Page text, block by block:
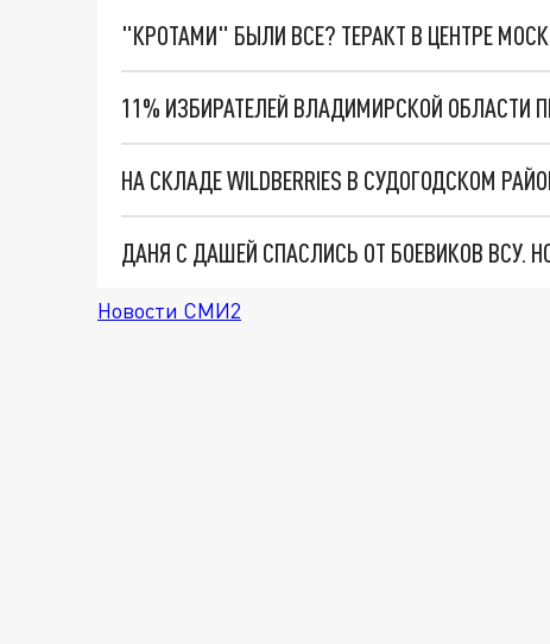
"КРОТАМИ" БЫЛИ ВСЕ? ТЕРАКТ В ЦЕНТРЕ
ДАНЯ С ДАШЕЙ СПАСЛИСЬ ОТ БОЕВИКОВ ВСУ.
Новости СМИ2